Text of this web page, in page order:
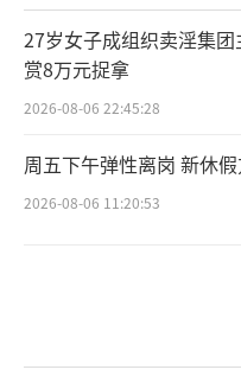
27岁女子成组织卖淫集
赏8万元捉拿
2026-08-06 22:45:28
周五下午弹性离岗 新休
2026-08-06 11:20:53